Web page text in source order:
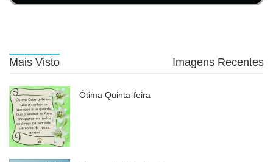
Mais Visto Imagens Recentes
Ótima Quinta-feira